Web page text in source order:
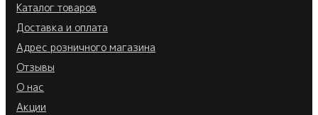
Каталог товаров
Доставка и оплата
Адрес розничного магазина
Отзывы
О нас
Акции